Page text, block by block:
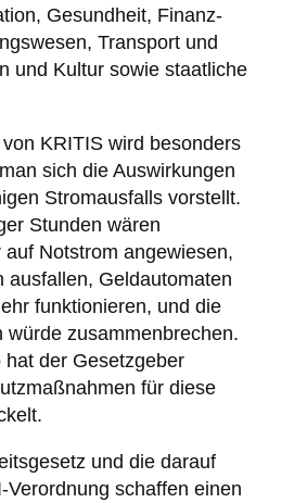
Gesundheit, Finanz-
Transport und
und Kultur sowie staatliche
KRITIS wird besonders
sich die Auswirkungen
Stromausfalls vorstellt.
Stunden wären
auf Notstrom angewiesen,
ausfallen, Geldautomaten
funktionieren, und die
würde zusammenbrechen.
hat der Gesetzgeber
für diese
und die darauf
Verordnung schaffen einen